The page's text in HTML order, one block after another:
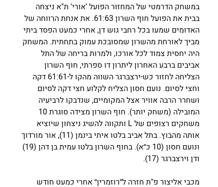
במשחק הדרמטי של המחזור הפועל 'אורי' ת"א ניצחה
בבית את הפועל חוף השרון 61:63. את אנחת הרווחה של
האדומים שמעו בכל רחבי גוש דן, אחרי כמעט הפסד ביתי
מביך לאורחת מהשרון שמסובכת עמוק בתחתית. המשחק
היה יחסית צמוד לכל אורכו, ולמרות בריחה של התל
אביבים ברבע האחרון ליתרון דו ספרתי, חוף השרון
הצליחה לחזור כש-ירצברגר השווה מהקו ל-61:61 דקה
וחצי לסיום. נועם חסון הצליח לקלוע חצי דקה לסיום
ושחרר הרבה אוויר אצל המקומיים, שנדבקו לרביעיה
משחקים רצופים של L ותקווה להשיג ניצחון שיוציא
אותה מהבוץ. בתל אביב בלטו איתי בינמן (11), אור מורדוך
ונועם חסון (10 כ״א). בחוף השרון בלטו עמית בן דהן (19)
ודן וירצברגר (17).
מכבי אליצור פ"ת חזרה ל״רוזמרין״ אחרי כמעט חודש